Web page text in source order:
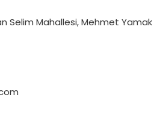
Selim Mahallesi, Mehmet Yamak